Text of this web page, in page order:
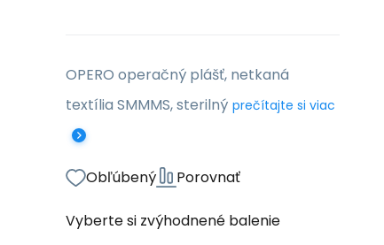
OPERO operačný plášť, netkaná
textília SMMMS, sterilný prečítajte si viac
Obľúbený Porovnať
Vyberte si zvýhodnené balenie